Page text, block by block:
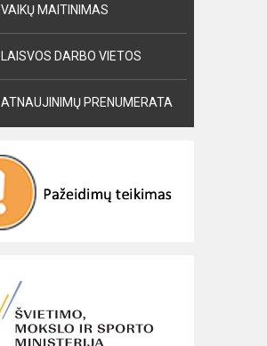
VAIKŲ MAITINIMAS
LAISVOS DARBO VIETOS
ATNAUJINIMŲ PRENUMERATA